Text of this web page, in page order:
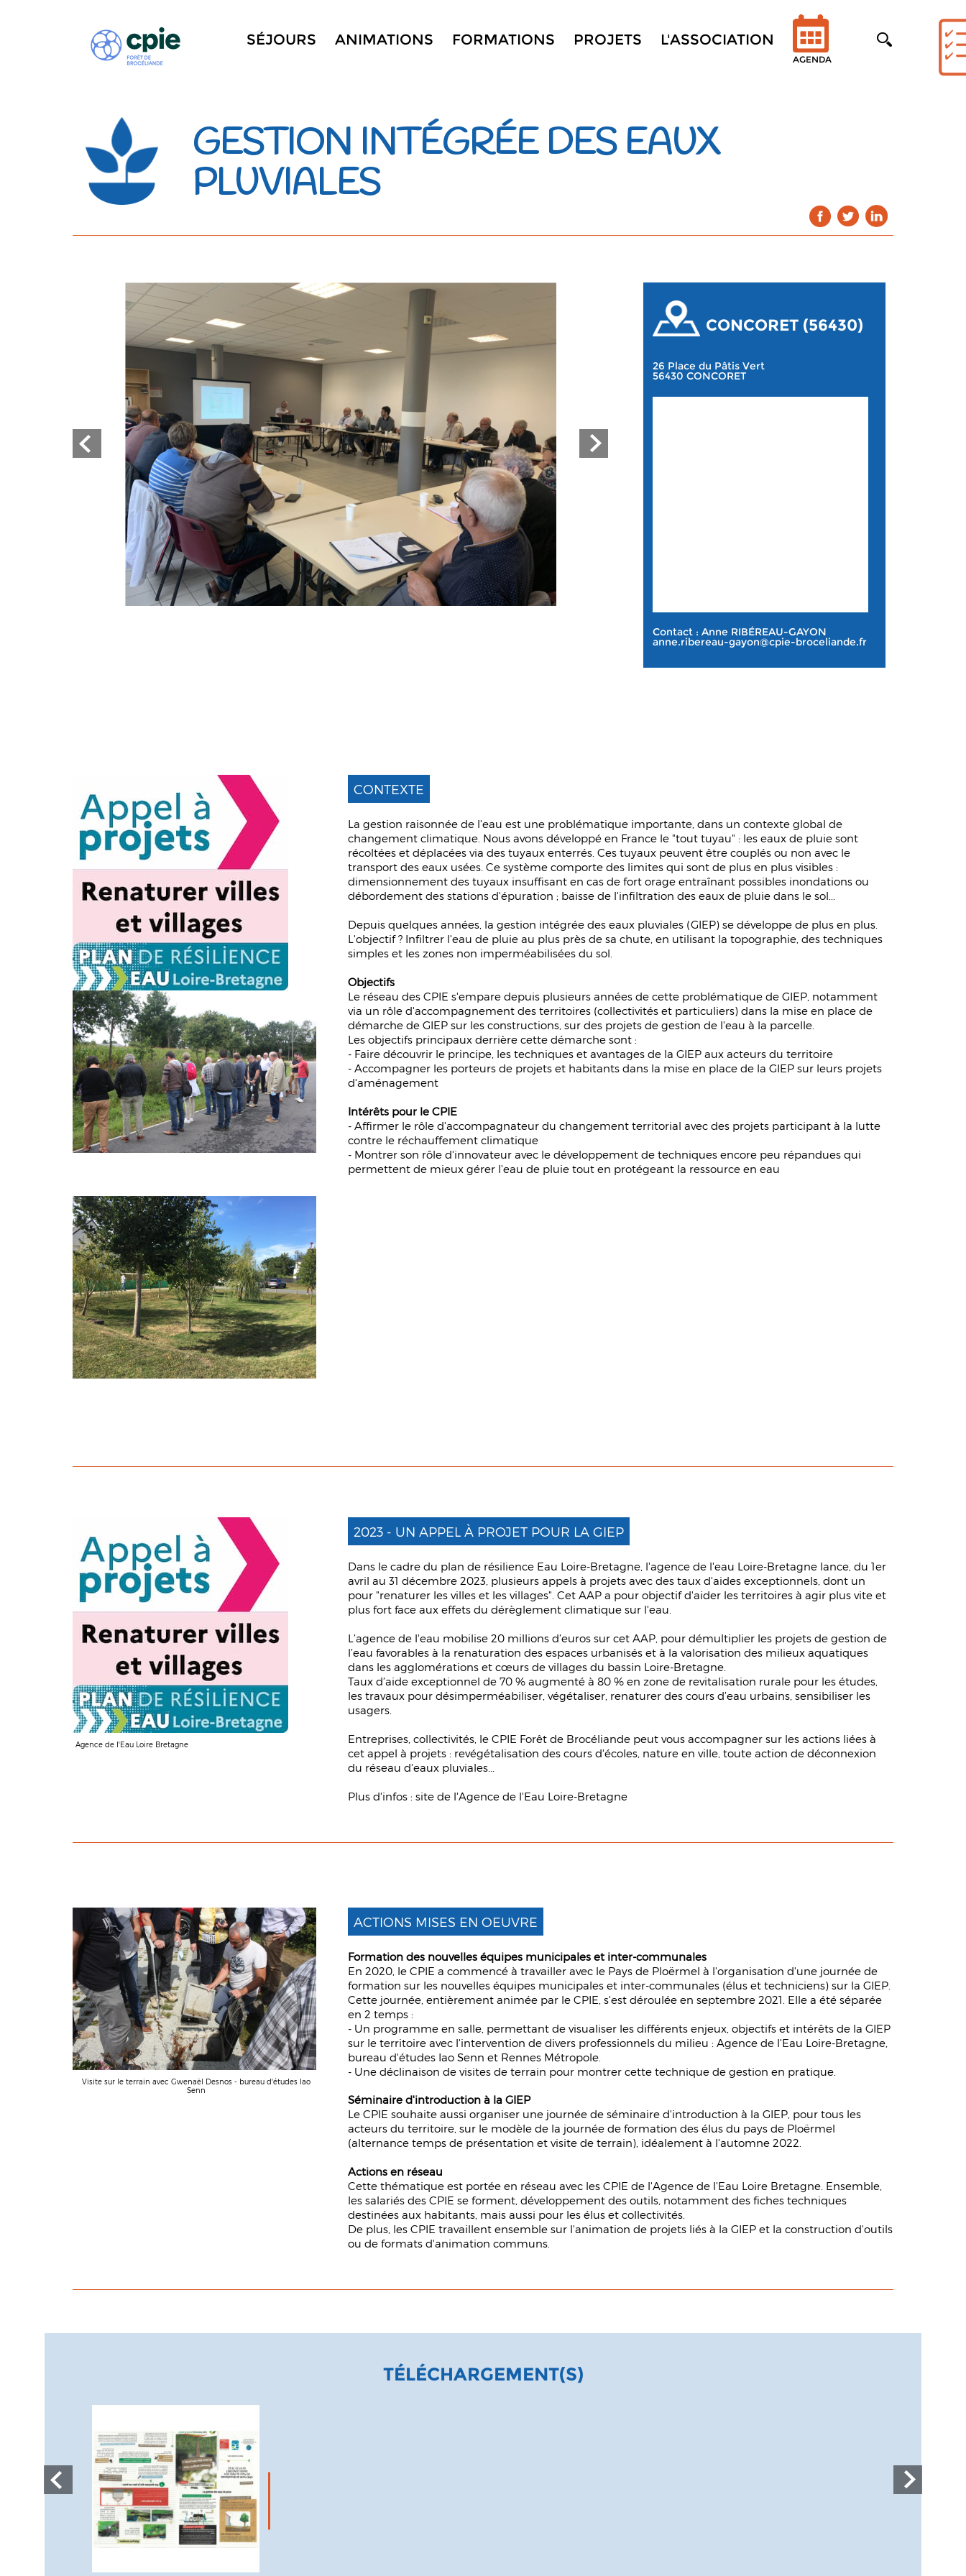
SÉJOURS ANIMATIONS FORMATIONS PROJETS L'ASSOCIATION
AGENDA
GESTION INTÉGRÉE DES EAUX
PLUVIALES
CONCORET (56430)
26 Place du Pâtis Vert
56430 CONCORET
Contact : Anne RIBÉREAU-GAYON
anne.ribereau-gayon@cpie-broceliande.fr
CONTEXTE
La gestion raisonnée de l'eau est une problématique importante, dans un contexte global de
changement climatique. Nous avons développé en France le "tout tuyau" : les eaux de pluie sont
récoltées et déplacées via des tuyaux enterrés. Ces tuyaux peuvent être couplés ou non avec le
transport des eaux usées. Ce système comporte des limites qui sont de plus en plus visibles :
dimensionnement des tuyaux insuffisant en cas de fort orage entraînant possibles inondations ou
débordement des stations d'épuration ; baisse de l'infiltration des eaux de pluie dans le sol...
Depuis quelques années, la gestion intégrée des eaux pluviales (GIEP) se développe de plus en plus.
L'objectif ? Infiltrer l'eau de pluie au plus près de sa chute, en utilisant la topographie, des techniques
simples et les zones non imperméabilisées du sol.
Objectifs
Le réseau des CPIE s'empare depuis plusieurs années de cette problématique de GIEP, notamment
via un rôle d'accompagnement des territoires (collectivités et particuliers) dans la mise en place de
démarche de GIEP sur les constructions, sur des projets de gestion de l'eau à la parcelle.
Les objectifs principaux derrière cette démarche sont :
- Faire découvrir le principe, les techniques et avantages de la GIEP aux acteurs du territoire
- Accompagner les porteurs de projets et habitants dans la mise en place de la GIEP sur leurs projets
d'aménagement
Intérêts pour le CPIE
- Affirmer le rôle d'accompagnateur du changement territorial avec des projets participant à la lutte
contre le réchauffement climatique
- Montrer son rôle d'innovateur avec le développement de techniques encore peu répandues qui
permettent de mieux gérer l'eau de pluie tout en protégeant la ressource en eau
Agence de l'Eau Loire Bretagne
2023 - UN APPEL À PROJET POUR LA GIEP
Dans le cadre du plan de résilience Eau Loire-Bretagne, l'agence de l'eau Loire-Bretagne lance, du 1er
avril au 31 décembre 2023, plusieurs appels à projets avec des taux d'aides exceptionnels, dont un
pour "renaturer les villes et les villages". Cet AAP a pour objectif d'aider les territoires à agir plus vite et
plus fort face aux effets du dérèglement climatique sur l'eau.
L’agence de l'eau mobilise 20 millions d’euros sur cet AAP, pour démultiplier les projets de gestion de
l’eau favorables à la renaturation des espaces urbanisés et à la valorisation des milieux aquatiques
dans les agglomérations et cœurs de villages du bassin Loire-Bretagne.
Taux d’aide exceptionnel de 70 % augmenté à 80 % en zone de revitalisation rurale pour les études,
les travaux pour désimperméabiliser, végétaliser, renaturer des cours d’eau urbains, sensibiliser les
usagers.
Entreprises, collectivités, le CPIE Forêt de Brocéliande peut vous accompagner sur les actions liées à
cet appel à projets : revégétalisation des cours d'écoles, nature en ville, toute action de déconnexion
du réseau d'eaux pluviales...
Plus d'infos :site de l'Agence de l'Eau Loire-Bretagne
Visite sur le terrain avec Gwenaël Desnos - bureau d'études Iao
Senn
ACTIONS MISES EN OEUVRE
Formation des nouvelles équipes municipales et inter-communales
En 2020, le CPIE a commencé à travailler avec le Pays de Ploërmel à l'organisation d'une journée de
formation sur les nouvelles équipes municipales et inter-communales (élus et techniciens) sur la GIEP.
Cette journée, entièrement animée par le CPIE, s'est déroulée en septembre 2021. Elle a été séparée
en 2 temps :
- Un programme en salle, permettant de visualiser les différents enjeux, objectifs et intérêts de la GIEP
sur le territoire avec l'intervention de divers professionnels du milieu : Agence de l'Eau Loire-Bretagne,
bureau d'études Iao Senn et Rennes Métropole.
- Une déclinaison de visites de terrain pour montrer cette technique de gestion en pratique.
Séminaire d'introduction à la GIEP
Le CPIE souhaite aussi organiser une journée de séminaire d'introduction à la GIEP, pour tous les
acteurs du territoire, sur le modèle de la journée de formation des élus du pays de Ploërmel
(alternance temps de présentation et visite de terrain), idéalement à l'automne 2022.
Actions en réseau
Cette thématique est portée en réseau avec les CPIE de l'Agence de l'Eau Loire Bretagne. Ensemble,
les salariés des CPIE se forment, développement des outils, notamment des fiches techniques
destinées aux habitants, mais aussi pour les élus et collectivités.
De plus, les CPIE travaillent ensemble sur l'animation de projets liés à la GIEP et la construction d'outils
ou de formats d'animation communs.
TÉLÉCHARGEMENT(S)